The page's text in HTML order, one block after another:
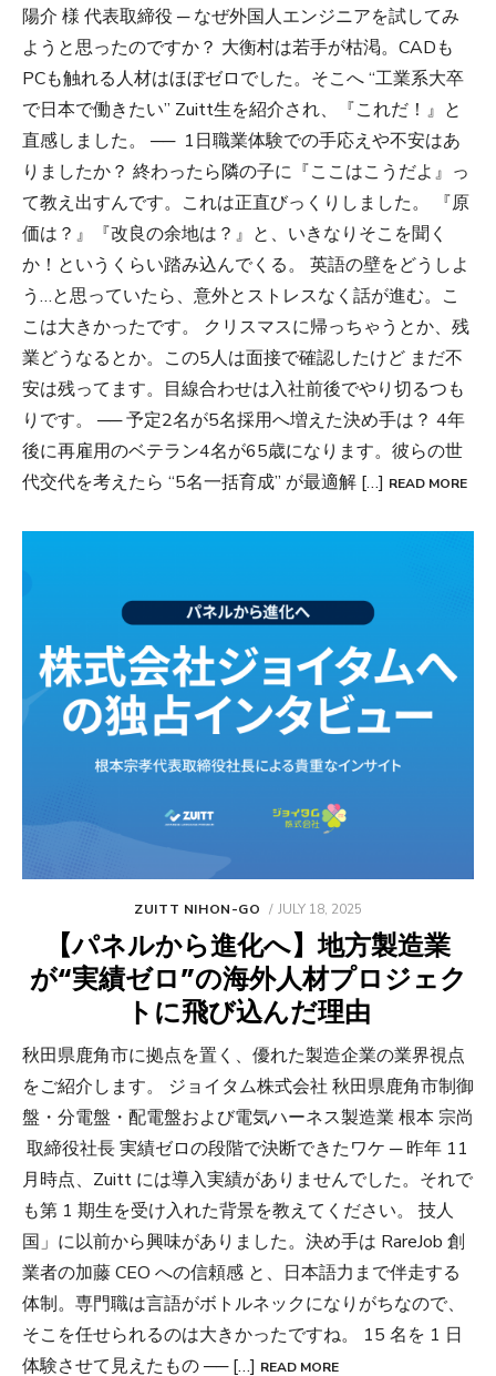
陽介 様 代表取締役 ─ なぜ外国人エンジニアを試してみ
ようと思ったのですか？ 大衡村は若手が枯渇。CADも
PCも触れる人材はほぼゼロでした。そこへ “工業系大卒
で日本で働きたい” Zuitt生を紹介され、『これだ！』と
直感しました。 ── 1日職業体験での手応えや不安はあ
りましたか？ 終わったら隣の子に『ここはこうだよ』っ
て教え出すんです。これは正直びっくりしました。 『原
価は？』『改良の余地は？』と、いきなりそこを聞く
か！というくらい踏み込んでくる。 英語の壁をどうしよ
う…と思っていたら、意外とストレスなく話が進む。こ
こは大きかったです。 クリスマスに帰っちゃうとか、残
業どうなるとか。この5人は面接で確認したけど まだ不
安は残ってます。目線合わせは入社前後でやり切るつも
りです。 ── 予定2名が5名採用へ増えた決め手は？ 4年
後に再雇用のベテラン4名が65歳になります。彼らの世
代交代を考えたら “5名一括育成” が最適解 […] READ MORE
ZUITT NIHON-GO
POSTED
JULY 18, 2025
【パネルから進化へ】地方製造業
が“実績ゼロ”の海外人材プロジェク
トに飛び込んだ理由
秋田県鹿角市に拠点を置く、優れた製造企業の業界視点
をご紹介します。 ジョイタム株式会社 秋田県鹿角市制御
盤・分電盤・配電盤および電気ハーネス製造業 根本 宗尚
取締役社長 実績ゼロの段階で決断できたワケ ─ 昨年 11
月時点、Zuitt には導入実績がありませんでした。それで
も第 1 期生を受け入れた背景を教えてください。 技人
国」に以前から興味がありました。決め手は RareJob 創
業者の加藤 CEO への信頼感 と、日本語力まで伴走する
体制。専門職は言語がボトルネックになりがちなので、
そこを任せられるのは大きかったですね。 15 名を 1 日
体験させて見えたもの ── […] READ MORE